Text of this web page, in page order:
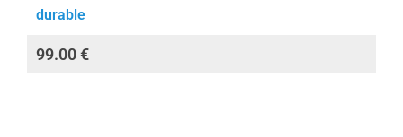
durable
99.00€